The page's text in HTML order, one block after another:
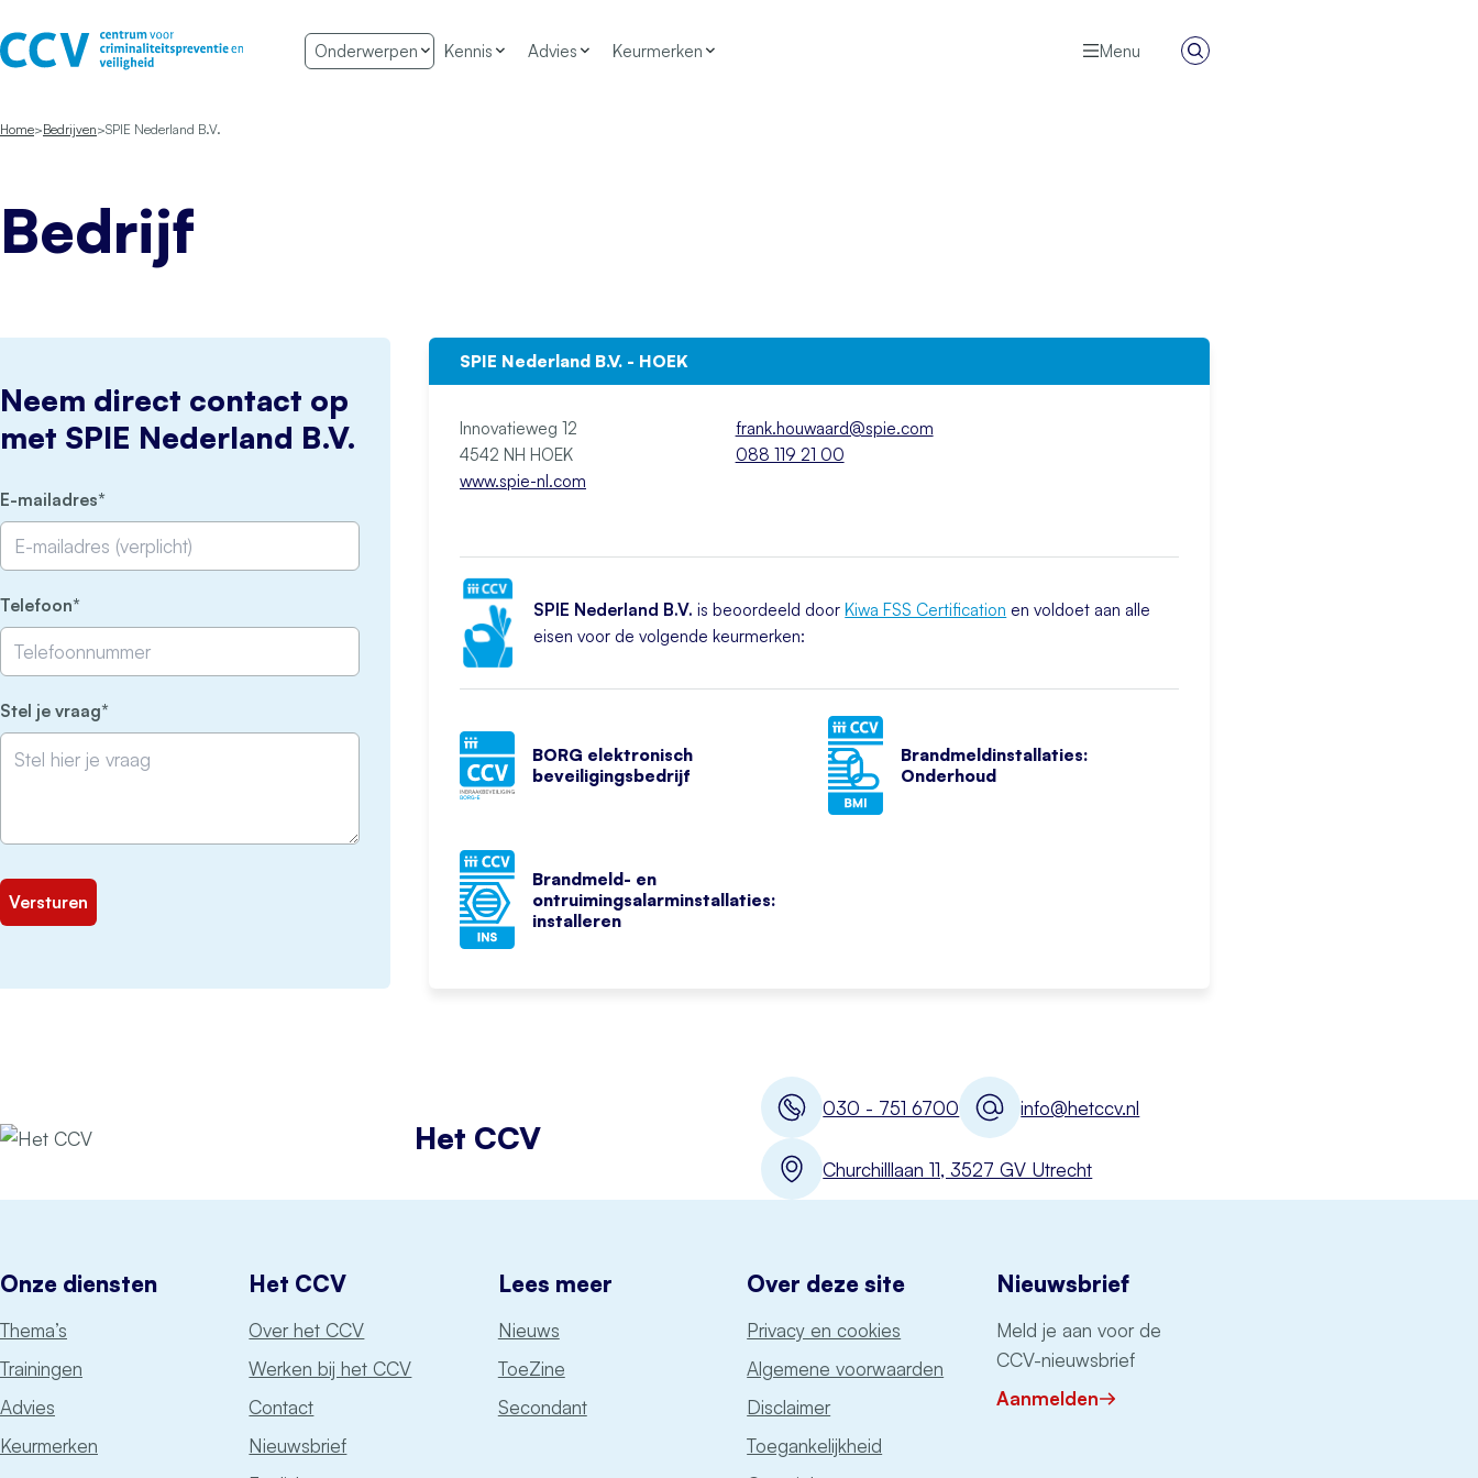
Onderwerpen Kennis Advies Keurmerken Menu
Zoeken
Home Bedrijven SPIE Nederland B.V.
Bedrijf
Neem direct contact op
met SPIE Nederland B.V.
E-mailadres
Telefoon
Stel je vraag
SPIE Nederland B.V. - HOEK
Innovatieweg 12
4542 NH HOEK
www.spie-nl.com
frank.houwaard@spie.com
088 119 21 00
SPIE Nederland B.V. is beoordeeld doorKiwa FSS Certification en voldoet aan alle
eisen voor de volgende keurmerken:
BORG elektronisch
beveiligingsbedrijf
Brandmeldinstallaties:
Onderhoud
Brandmeld- en
ontruimingsalarminstallaties:
installeren
030 - 751 6700 info@hetccv.nl
Churchilllaan 11, 3527 GV Utrecht
Het CCV
Onze diensten
Thema’s
Trainingen
Advies
Keurmerken
Het CCV
Over het CCV
Werken bij het CCV
Contact
Nieuwsbrief
Lees meer
Nieuws
ToeZine
Secondant
Over deze site
Privacy en cookies
Algemene voorwaarden
Disclaimer
Toegankelijkheid
Nieuwsbrief
Meld je aan voor de
CCV-nieuwsbrief
Aanmelden